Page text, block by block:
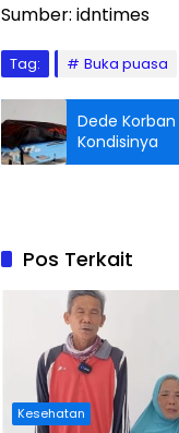
Sumber: idntimes
Tag: Buka puasa
Dede
Kondisinya
Pos Terkait
Kesehatan